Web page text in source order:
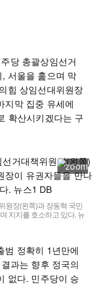
당 총괄상임선거
서울을 훑으며 막
힘 상임선대위원장
지막 집중 유세에
확산시키겠다는 구
원장(왼쪽)과 장동혁 국민
지지를 호소하고 있다. 뉴
범 정확히 1년만에
과는 향후 정국의
없다. 민주당이 승